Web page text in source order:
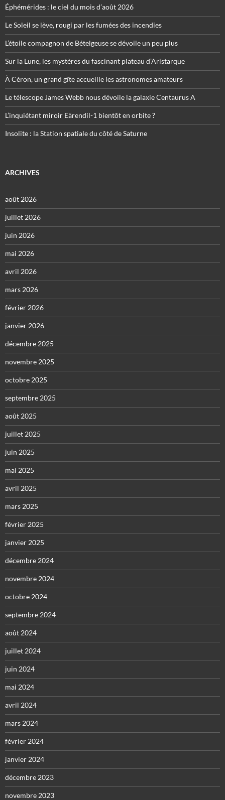
Éphémérides : le ciel du mois d’août 2026
Le Soleil se lève, rougi par les fumées des incendies
L’étoile compagnon de Bételgeuse se dévoile un peu plus
Sur la Lune, les mystères du fascinant plateau d’Aristarque
À Céron, un grand gîte accueille les astronomes amateurs
Le télescope James Webb nous dévoile la galaxie Centaurus A
L’inquiétant miroir Eärendil-1 bientôt en orbite ?
Insolite : la Station spatiale du côté de Saturne
ARCHIVES
août 2026
juillet 2026
juin 2026
mai 2026
avril 2026
mars 2026
février 2026
janvier 2026
décembre 2025
novembre 2025
octobre 2025
septembre 2025
août 2025
juillet 2025
juin 2025
mai 2025
avril 2025
mars 2025
février 2025
janvier 2025
décembre 2024
novembre 2024
octobre 2024
septembre 2024
août 2024
juillet 2024
juin 2024
mai 2024
avril 2024
mars 2024
février 2024
janvier 2024
décembre 2023
novembre 2023